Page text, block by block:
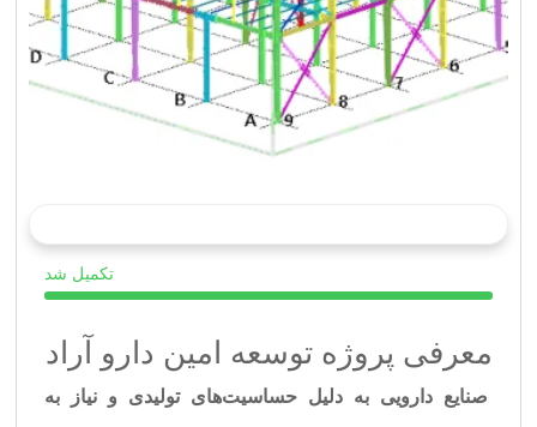
تکمیل شد
معرفی پروژه توسعه امین دارو آراد
صنایع دارویی به دلیل حساسیت‌های تولیدی و نیاز به